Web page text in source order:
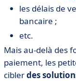
les délais de
bancaire ;
etc.
Mais au-delà des
paiement, les
ciblerdes